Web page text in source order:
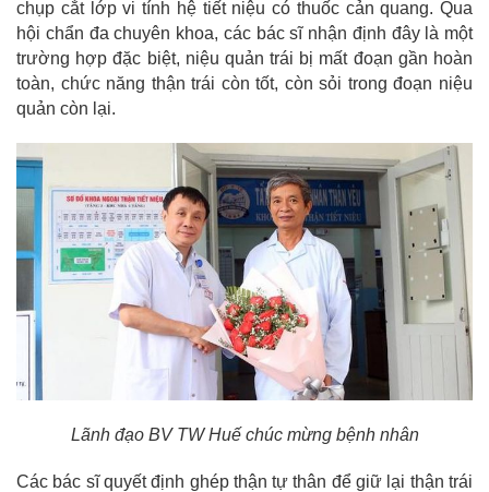
chụp cắt lớp vi tính hệ tiết niệu có thuốc cản quang. Qua
hội chẩn đa chuyên khoa, các bác sĩ nhận định đây là một
trường hợp đặc biệt, niệu quản trái bị mất đoạn gần hoàn
toàn, chức năng thận trái còn tốt, còn sỏi trong đoạn niệu
quản còn lại.
Lãnh đạo BV TW Huế chúc mừng bệnh nhân
Các bác sĩ quyết định ghép thận tự thân để giữ lại thận trái